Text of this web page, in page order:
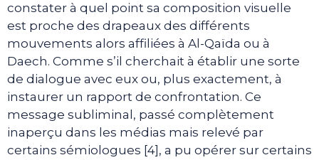
constater à quel point sa composition visuelle
est proche des drapeaux des différents
mouvements alors affiliées à Al-Qaïda ou à
Daech. Comme s’il cherchait à établir une sorte
de dialogue avec eux ou, plus exactement, à
instaurer un rapport de confrontation. Ce
message subliminal, passé complètement
inaperçu dans les médias mais relevé par
certains sémiologues [4], a pu opérer sur certains